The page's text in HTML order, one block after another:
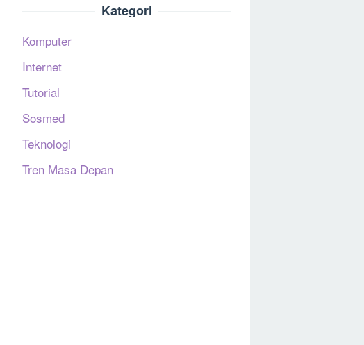
Kategori
Komputer
Internet
Tutorial
Sosmed
Teknologi
Tren Masa Depan